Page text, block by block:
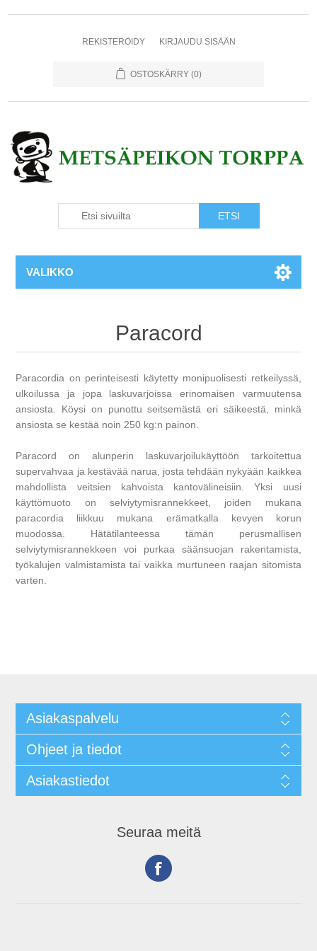
REKISTERÖIDY KIRJAUDU SISÄÄN
OSTOSKÄRRY (0)
VALIKKO
Paracord
Paracordia on perinteisesti käytetty monipuolisesti retkeilyssä,
ulkoilussa ja jopa laskuvarjoissa erinomaisen varmuutensa
ansiosta. Köysi on punottu seitsemästä eri säikeestä, minkä
ansiosta se kestää noin 250 kg:n painon.
Paracord on alunperin laskuvarjoilukäyttöön tarkoitettua
supervahvaa ja kestävää narua, josta tehdään nykyään kaikkea
mahdollista veitsien kahvoista kantovälineisiin. Yksi uusi
käyttömuoto on selviytymisrannekkeet, joiden mukana
paracordia liikkuu mukana erämatkalla kevyen korun
muodossa. Hätätilanteessa tämän perusmallisen
selviytymisrannekkeen voi purkaa säänsuojan rakentamista,
työkalujen valmistamista tai vaikka murtuneen raajan sitomista
varten.
Asiakaspalvelu
Ohjeet ja tiedot
Asiakastiedot
Seuraa meitä